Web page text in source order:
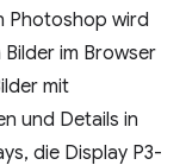
Photoshop wird
im Browser
mit
und Details in
die Display P3-